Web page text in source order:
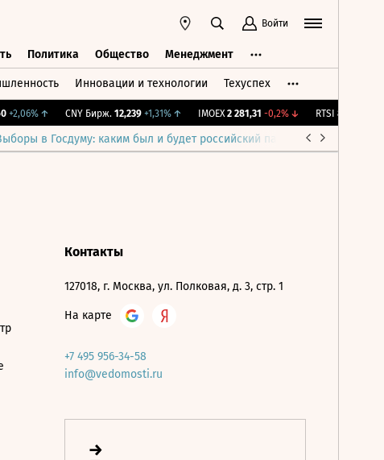
Войти
Политика Общество Менеджмент
Инновации и технологии Техуспех
+2,06%↑ CNY Бирж. 12,239 +1,31%↑ IMOEX 2 281,31 -0,2%↓ RTSI 874,64
в Госдуму: каким был и будет российский парламент
Контакты
127018, г. Москва, ул. Полковая, д. 3, стр. 1
На карте
+7 495 956-34-58
info@vedomosti.ru